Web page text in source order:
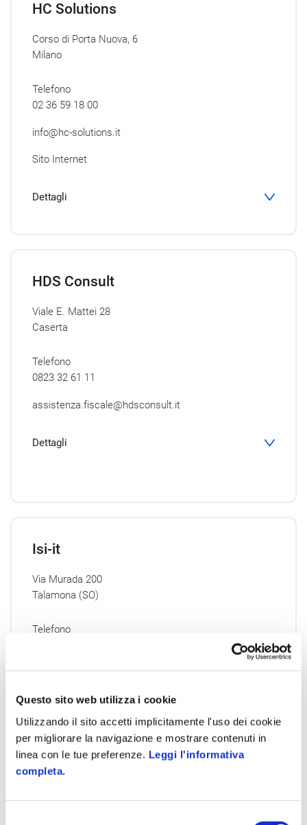
Questo sito web utilizza i cookie
Utilizzando il sito accetti implicitamente l'uso dei cookie
per migliorare la navigazione e mostrare contenuti in
linea con le tue preferenze. Leggi l'informativa
completa.
HC Solutions
Corso di Porta Nuova, 6
Milano
Telefono
02 36 59 18 00
info@hc-solutions.it
Sito Internet
Dettagli
HDS Consult
Viale E. Mattei 28
Caserta
Telefono
0823 32 61 11
assistenza.fiscale@hdsconsult.it
Dettagli
Isi-it
Via Murada 200
Talamona (SO)
Telefono
info@isi-it.eu
Sito Internet
Dettagli